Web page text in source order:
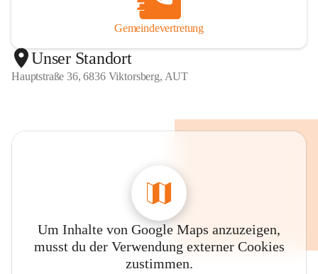
Gemeindevertretung
Unser Standort
Hauptstraße 36, 6836 Viktorsberg, AUT
Um Inhalte von Google Maps anzuzeigen,
musst du der Verwendung externer Cookies
zustimmen.